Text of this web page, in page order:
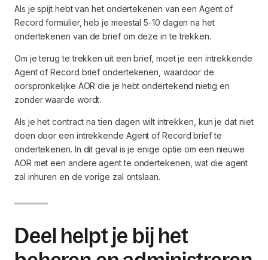
Als je spijt hebt van het ondertekenen van een Agent of
Record formulier, heb je meestal 5-10 dagen na het
ondertekenen van de brief om deze in te trekken.
Om je terug te trekken uit een brief, moet je een intrekkende
Agent of Record brief ondertekenen, waardoor de
oorspronkelijke AOR die je hebt ondertekend nietig en
zonder waarde wordt.
Als je het contract na tien dagen wilt intrekken, kun je dat niet
doen door een intrekkende Agent of Record brief te
ondertekenen. In dit geval is je enige optie om een nieuwe
AOR met een andere agent te ondertekenen, wat die agent
zal inhuren en de vorige zal ontslaan.
Deel helpt je bij het